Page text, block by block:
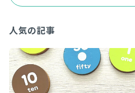
人気の記事